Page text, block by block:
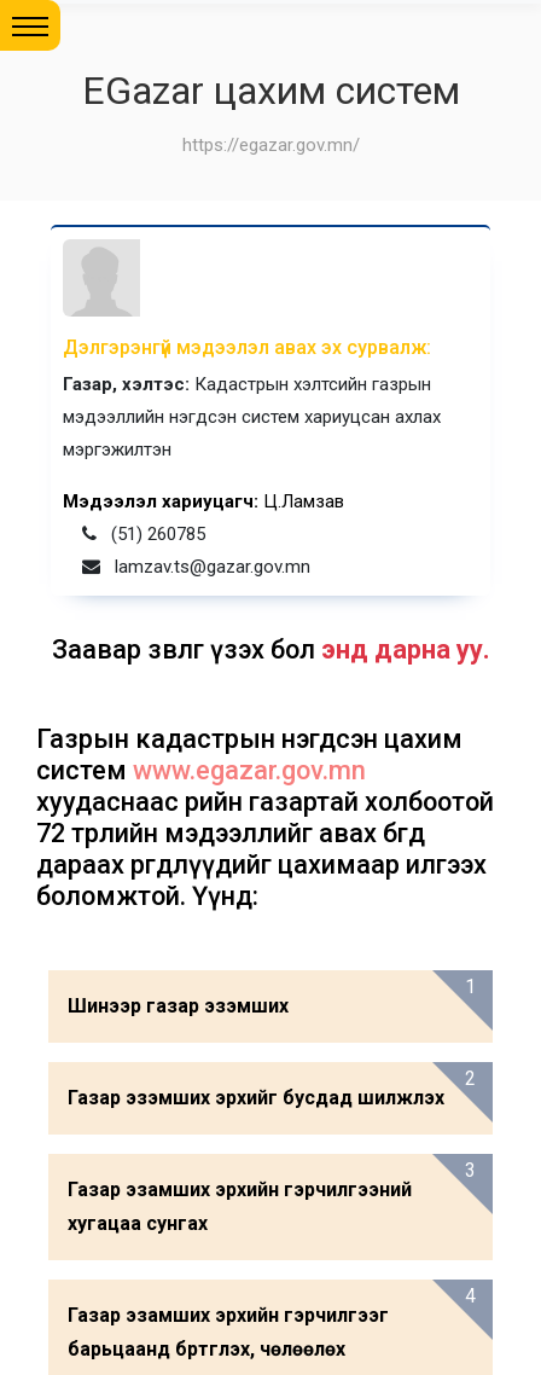
EGazar цахим систем
https://egazar.gov.mn/
Дэлгэрэнгүй мэдээлэл авах эх сурвалж:
Газар, хэлтэс: Кадастрын хэлтсийн газрын
мэдээллийн нэгдсэн систем хариуцсан ахлах
мэргэжилтэн
Мэдээлэл хариуцагч: Ц.Ламзав
(51) 260785
lamzav.ts@gazar.gov.mn
Заавар зөвлөгөө үзэх бол энд дарна уу.
Газрын кадастрын нэгдсэн цахим
систем www.egazar.gov.mn
хуудаснаас өөрийн газартай холбоотой
72 төрлийн мэдээллийг авах бөгөөд
дараах өргөдлүүдийг цахимаар илгээх
боломжтой. Үүнд:
Шинээр газар эзэмших
1
Газар эзэмших эрхийг бусдад шилжүүлэх
2
Газар эзамших эрхийн гэрчилгээний
хугацаа сунгах
3
Газар эзамших эрхийн гэрчилгээг
барьцаанд бүртгүүлэх, чөлөөлөх
4